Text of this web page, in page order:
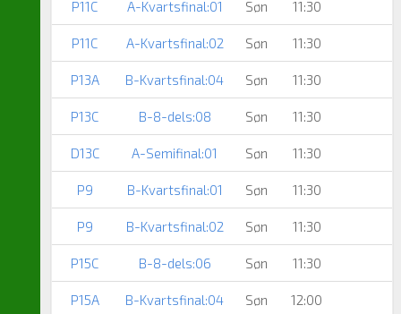
P11C A-Kvartsfinal:01 Søn 11:30
P11C A-Kvartsfinal:02 Søn 11:30
P13A B-Kvartsfinal:04 Søn 11:30
P13C B-8-dels:08 Søn 11:30
D13C A-Semifinal:01 Søn 11:30
P9 B-Kvartsfinal:01 Søn 11:30
P9 B-Kvartsfinal:02 Søn 11:30
P15C B-8-dels:06 Søn 11:30
P15A B-Kvartsfinal:04 Søn 12:00